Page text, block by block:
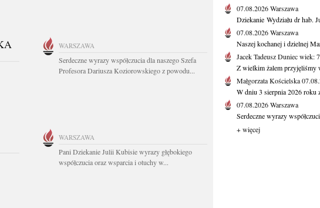
WARSZAWA
Serdeczne wyrazy współczucia dla naszego Szefa
Profesora Dariusza Koziorowskiego z powodu...
WARSZAWA
Pani Dziekanie Julii Kubisie wyrazy głębokiego
współczucia oraz wsparcia i otuchy w...
07.08.2026Warszawa
Dziekanie Wydziału dr hab.
07.08.2026Warszawa
Naszej kochanej i dzielnej
Jacek Tadeusz Duniecwiek:
Z wielkim żalem przyjęliśmy
Małgorzata Kościelska
W dniu 3 sierpnia 2026 roku
07.08.2026Warszawa
Serdeczne wyrazy
+ więcej